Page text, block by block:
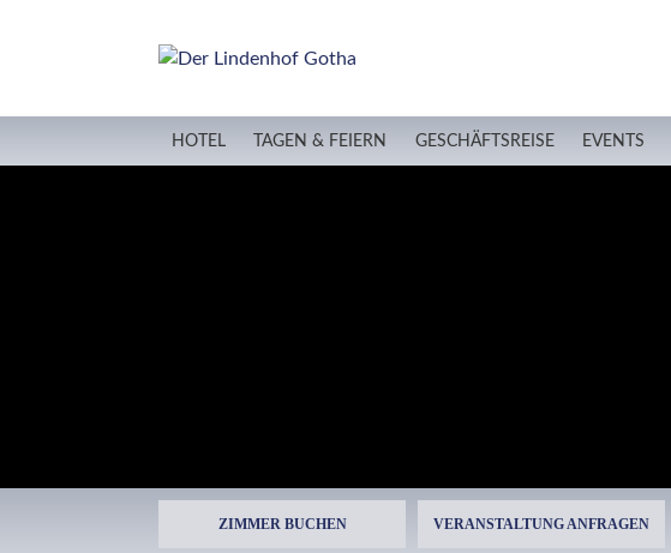
HOTEL TAGEN & FEIERN GESCHÄFTSREISE EVENTS
ZIMMER BUCHEN VERANSTALTUNG ANFRAGEN